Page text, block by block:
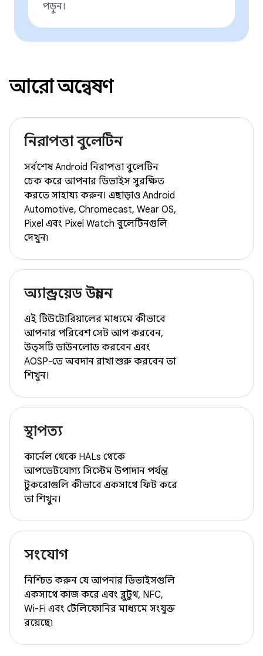
পড়ুন।
আরো অন্বেষণ
নিরাপত্তা বুলেটিন
সর্বশেষ Android নিরাপত্তা বুলেটিন
চেক করে আপনার ডিভাইস সুরক্ষিত
করতে সাহায্য করুন। এছাড়াও Android
Automotive, Chromecast, Wear OS,
Pixel এবং Pixel Watch বুলেটিনগুলি
দেখুন৷
অ্যান্ড্রয়েড উন্নয়ন
এই টিউটোরিয়ালের মাধ্যমে কীভাবে
আপনার পরিবেশ সেট আপ করবেন,
উত্সটি ডাউনলোড করবেন এবং
AOSP-তে অবদান রাখা শুরু করবেন তা
শিখুন।
স্থাপত্য
কার্নেল থেকে HALs থেকে
আপডেটযোগ্য সিস্টেম উপাদান পর্যন্ত
টুকরোগুলি কীভাবে একসাথে ফিট করে
তা শিখুন।
সংযোগ
নিশ্চিত করুন যে আপনার ডিভাইসগুলি
একসাথে কাজ করে এবং ব্লুটুথ, NFC,
Wi-Fi এবং টেলিফোনির মাধ্যমে সংযুক্ত
রয়েছে৷